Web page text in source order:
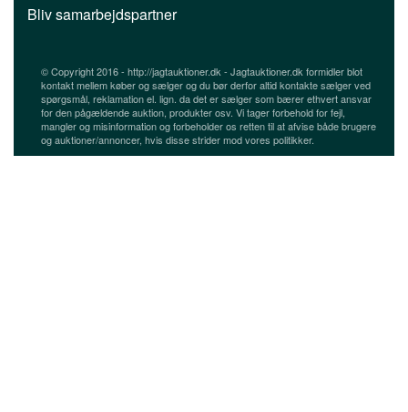
Bliv samarbejdspartner
© Copyright 2016 - http://jagtauktioner.dk - Jagtauktioner.dk formidler blot
kontakt mellem køber og sælger og du bør derfor altid kontakte sælger ved
spørgsmål, reklamation el. lign. da det er sælger som bærer ethvert ansvar
for den pågældende auktion, produkter osv. Vi tager forbehold for fejl,
mangler og misinformation og forbeholder os retten til at afvise både brugere
og auktioner/annoncer, hvis disse strider mod vores politikker.